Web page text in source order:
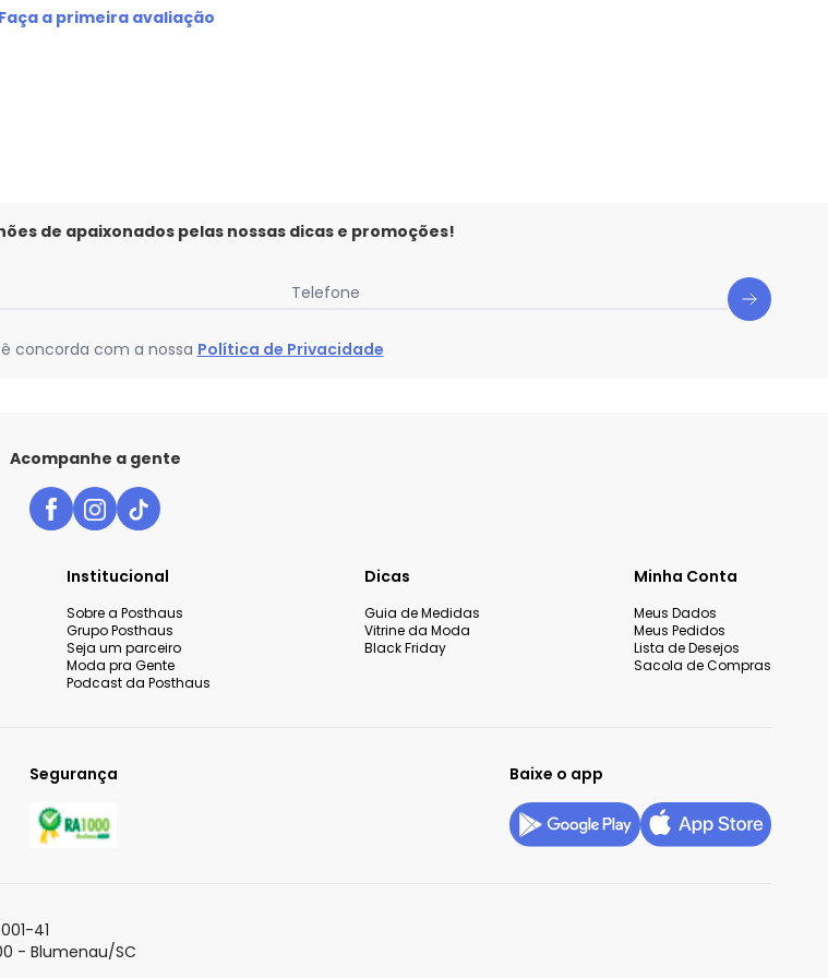
Faça a primeira avaliação
de apaixonados pelas nossas dicas e promoções!
Telefone
concorda com a nossa Política de Privacidade
Acompanhe a gente
Institucional
Sobre a Posthaus
Grupo Posthaus
Seja um parceiro
Moda pra Gente
Podcast da Posthaus
Dicas
Guia de Medidas
Vitrine da Moda
Black Friday
Minha Conta
Meus Dados
Meus Pedidos
Lista de Desejos
Sacola de Compras
Segurança Baixe o app
41
- Blumenau/SC